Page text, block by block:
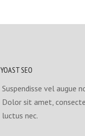
YOAST SEO
Suspendisse vel augue
Dolor sit amet,
luctus nec.